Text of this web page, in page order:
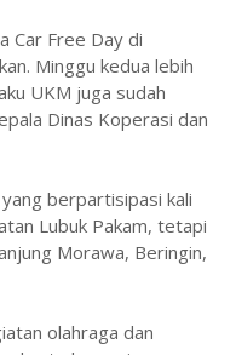
Car Free Day di
Minggu kedua lebih
UKM juga sudah
Dinas Koperasi dan
berpartisipasi kali
Lubuk Pakam, tetapi
Morawa, Beringin,
olahraga dan